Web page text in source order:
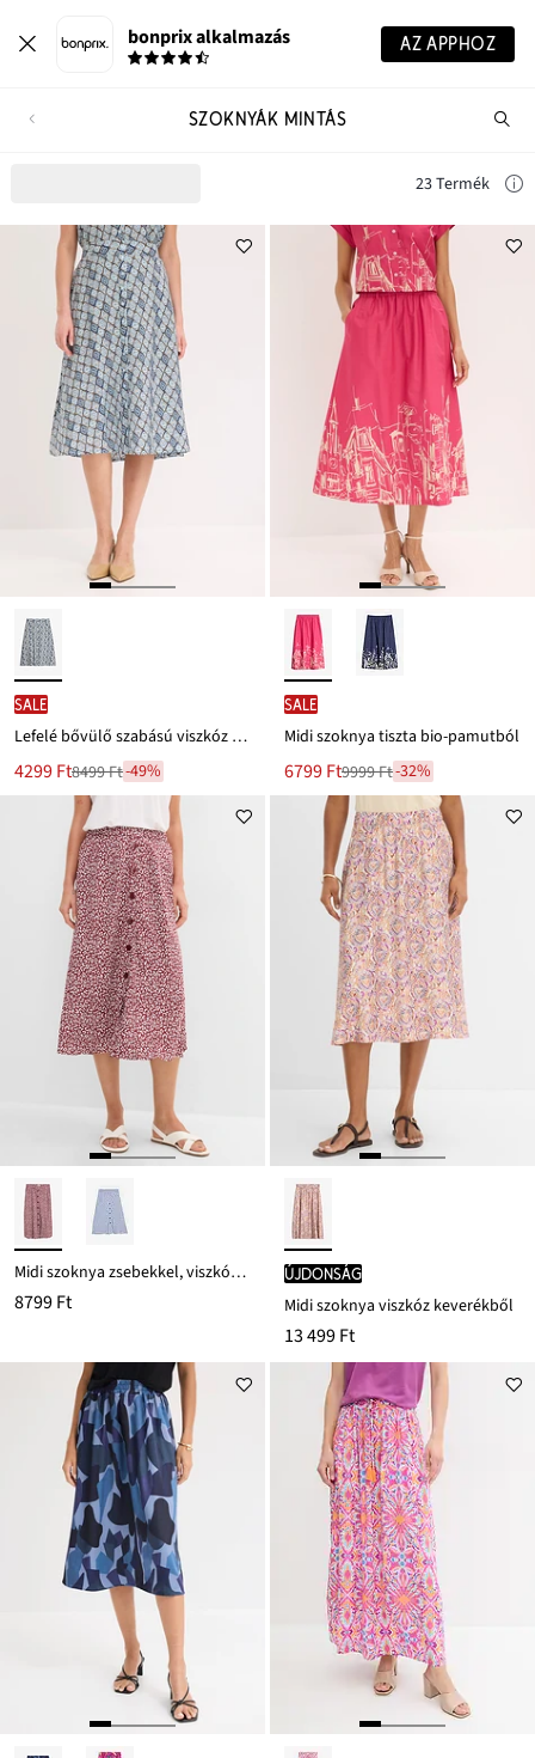
bonprix alkalmazás AZ APPHOZ
SZOKNYÁK MINTÁS
23 Termék
SALE
Lefelé bővülő szabású viszkóz szoknya
Új
4299 Ft
Leárazva8499 Ft-49%
SALE
Midi szoknya tiszta bio-pamutból
Új
ár
6799 Ft
Leárazva
9999 Ft
9999 Ft-32%
Midi szoknya zsebekkel, viszkózból
8799 Ft
újdonság
Midi szoknya viszkóz keverékből
13 499 Ft